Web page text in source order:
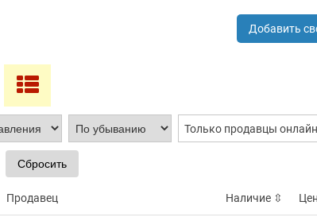
Добавить
Только продавцы онлайн
Продавец Наличие ⇳